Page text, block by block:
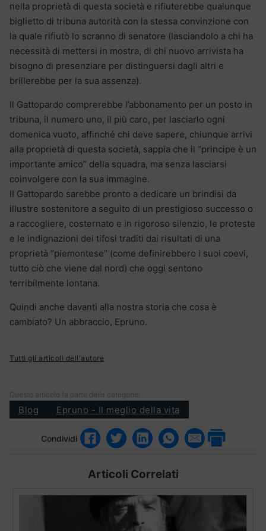
nella proprietà di questa società e rifiuterebbe qualunque
biglietto di tribuna autorità con la stessa convinzione con
la quale rifiutò lo scranno di senatore (lasciandolo a chi ha
necessità di mettersi in mostra, di chi nuovo arrivista ha
bisogno di presenziare per distinguersi dagli altri e
brillerebbe per la sua assenza).
Il Gattopardo comprerebbe l’abbonamento per un posto in
tribuna, il numero uno, il più caro, per lasciarlo ogni
domenica vuoto, affinché chi deve sapere, chiunque arrivi
alla proprietà di questa società, sappia che il “principe è un
importante amico” della squadra, ma senza lasciarsi
coinvolgere con la sua immagine.
Il Gattopardo sarebbe pronto a dedicare un brindisi da
illustre sostenitore a seguito di un prestigioso successo o
a raccogliere, costernato e in rigoroso silenzio, le proteste
e le indignazioni dei tifosi traditi dai risultati di una
proprietà “piemontese” (come definirebbero i suoi coevi,
tutto ciò che viene dal nord) che oggi sentono
terribilmente lontana.
Quindi anche davanti alla nostra storia che cosa è
cambiato? Un abbraccio, Epruno.
Tutti gli articoli dell'autore
Questo articolo fa parte delle categorie:
Blog Epruno - Il meglio della vita
Condividi
Articoli Correlati